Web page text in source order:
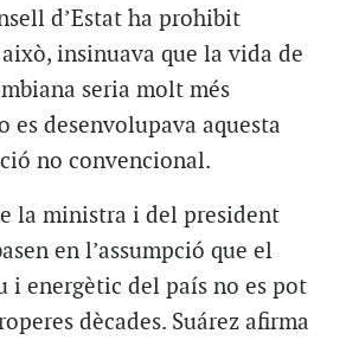
d’Estat ha prohibit
insinuava que la vida de
seria molt més
es desenvolupava aquesta
no convencional.
la ministra i del president
en l’assumpció que el
i energètic del país no es pot
dècades. Suárez afirma